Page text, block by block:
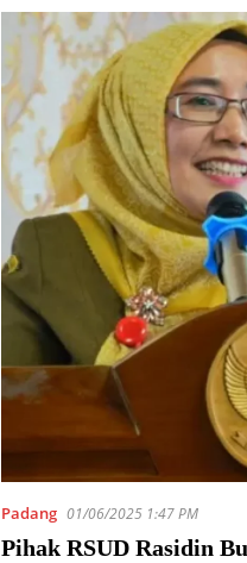
Padang 01/06/2025 1:47 PM
Pihak RSUD Rasidin